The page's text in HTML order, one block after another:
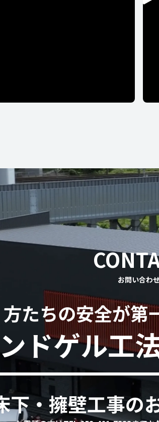
お問い合わ
たちの安全が第
ドゲル工
下・擁壁工事の